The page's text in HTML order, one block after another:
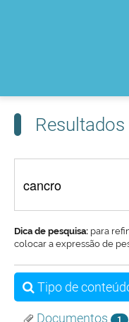
Dica de pesquisa: para
colocar a expressão de
Tipo de
Documentos 1